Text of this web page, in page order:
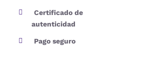
Certificado de
autenticidad
Pago seguro